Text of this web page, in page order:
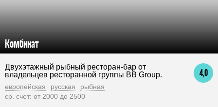
Комбинат
4,0
Двухэтажный рыбный ресторан-бар от
владельцев ресторанной группы BB Group.
европейская русская
рыбная
ср. счет: от 2000 до 2500